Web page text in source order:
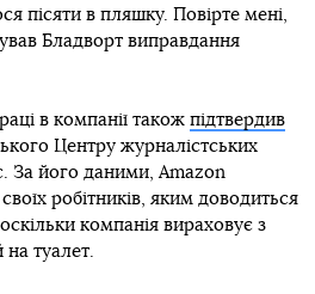
пісяти в пляшку. Повірте мені,
Бладворт виправдання
в компанії також підтвердив
Центру журналістських
За його даними, Amazon
робітників, яким доводиться
компанія вираховує з
на туалет.